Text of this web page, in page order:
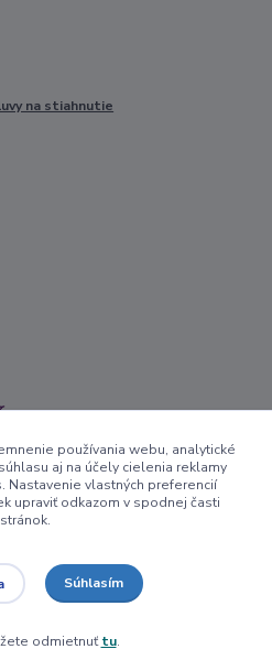
na stiahnutie
Eshop-rychlo.sk
používania webu, analytické
aj na účely cielenia reklamy
Nastavenie vlastných preferencií
upraviť odkazom v spodnej časti
stránok.
Súhlasím
odmietnuťtu.